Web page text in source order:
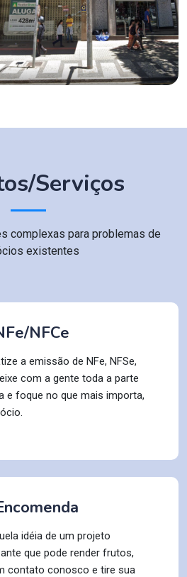
Serviços
complexas para problemas de
existentes
NFCe
a emissão de NFe, NFSe,
com a gente toda a parte
e foque no que mais importa,
idéia de um projeto
que pode render frutos,
contato conosco e tire sua